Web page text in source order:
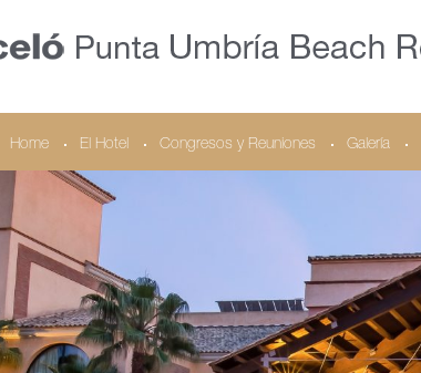
Home El Hotel Congresos y Reuniones Galería